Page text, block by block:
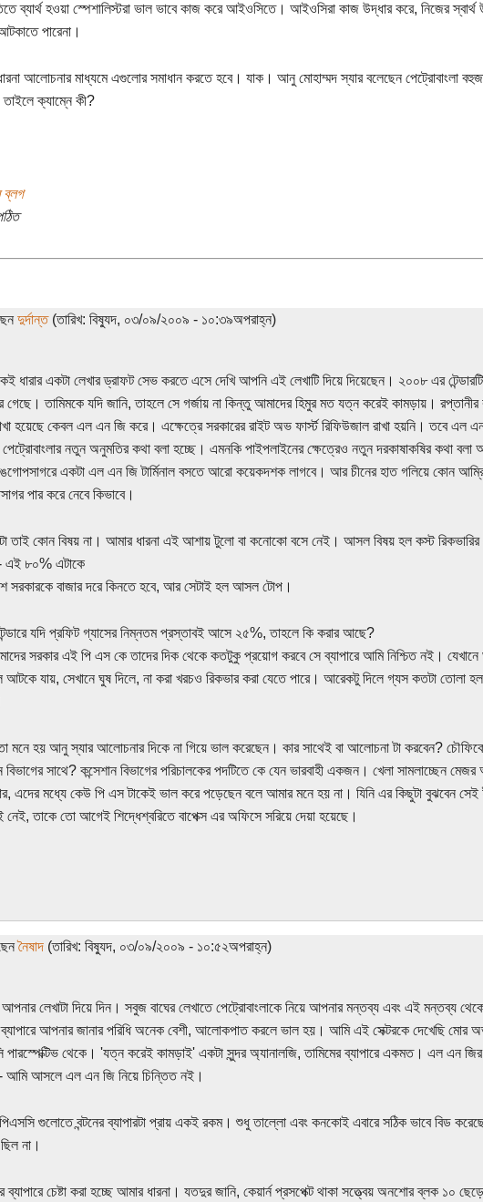
ব্যার্থ হওয়া স্পেশালিস্টরা ভাল ভাবে কাজ করে আইওসিতে। আইওসিরা কাজ উদ্ধার করে, নিজের
পারেনা।
আলোচনার মাধ্যমে এগুলোর সমাধান করতে হবে। যাক। আনু মোহাম্মদ স্যার বলেছেন পেট্রোবাংলা
ক্যাম্নে কী?
ব্লগ
দুর্দান্ত(তারিখ: বিষ্যুদ, ০৩/০৯/২০০৯ - ১০:৩৯অপরাহ্ন)
ধারার একটা লেখার ড্রাফট সেভ করতে এসে দেখি আপনি এই লেখাটি দিয়ে দিয়েছেন। ২০০৮ এর টেন্ডারটি
গেছে। তামিমকে যদি জানি, তাহলে সে গর্জায় না কিন্তু আমাদের হিমুর মত যত্ন করেই কামড়ায়। রপ্তানীর
হয়েছে কেবল এল এন জি করে। এক্ষেত্রে সরকারের রাইট অভ ফার্স্ট রিফিউজাল রাখা হয়নি। তবে এল
পেট্রোবাংলার নতুন অনুমতির কথা বলা হচ্ছে। এমনকি পাইপলাইনের ক্ষেত্রেও নতুন দরকাষাকষির কথা
একটা এল এন জি টার্মিনাল বসতে আরো কয়েকদশক লাগবে। আর চীনের হাত গলিয়ে কোন
পার করে নেবে কিভাবে।
তাই কোন বিষয় না। আমার ধারনা এই আশায় টুলো বা কনোকো বসে নেই। আসল বিষয় হল কস্ট
এই ৮০% এটাকে
সরকারকে বাজার দরে কিনতে হবে, আর সেটাই হল আসল টোপ।
যদি প্রফিট গ্যাসের নিম্নতম প্রস্তাবই আসে ২৫%, তাহলে কি করার আছে?
সরকার এই পি এস কে তাদের দিক থেকে কতটুকু প্রয়োগ করবে সে ব্যাপারে আমি নিশ্চিত নই। যেখানে
আটকে যায়, সেখানে ঘুষ দিলে, না করা খরচও রিকভার করা যেতে পারে। আরেকটু দিলে গ্যস কতটা তোলা
মনে হয় আনু স্যার আলোচনার দিকে না গিয়ে ভাল করেছেন। কার সাথেই বা আলোচনা টা করবেন? চৌফিকের
বিভাগের সাথে? কন্সেশান বিভাগের পরিচালকের পদটিতে কে যেন ভারবাহী একজন। খেলা সামলাচ্ছেন
এদের মধ্যে কেউ পি এস টাকেই ভাল করে পড়েছেন বলে আমার মনে হয় না। যিনি এর কিছুটা বুঝবেন সেই
নেই, তাকে তো আগেই শিদ্ধেশ্বরিতে বাপেক্স এর অফিসে সরিয়ে দেয়া হয়েছে।
নৈষাদ(তারিখ: বিষ্যুদ, ০৩/০৯/২০০৯ - ১০:৫২অপরাহ্ন)
লেখাটা দিয়ে দিন। সবুজ বাঘের লেখাতে পেট্রোবাংলাকে নিয়ে আপনার মন্তব্য এবং এই মন্তব্য
আপনার জানার পরিধি অনেক বেশী, আলোকপাত করলে ভাল হয়। আমি এই সেক্টরকে দেখেছি মোর
থেকে। 'যত্ন করেই কামড়াই' একটা সুন্দর অ্যানালজি, তামিমের ব্যাপারে একমত। এল এন জির
আমি আসলে এল এন জি নিয়ে চিন্তিত নই।
পিএসসি গুলোতে বন্টনের ব্যাপারটা প্রায় একই রকম। শুধু তাল্লো এবং কনকোই এবারে সঠিক ভাবে বিড
না।
ব্যাপারে চেষ্টা করা হচ্ছে আমার ধারনা। যতদুর জানি, কেয়ার্ন প্রসপেক্ট থাকা সত্ত্বেয় অনশোর ব্লক ১০